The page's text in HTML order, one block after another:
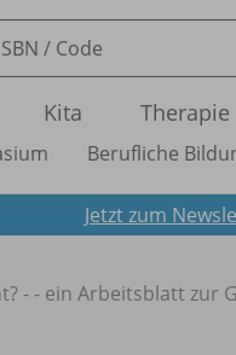
Kita Therapie
Berufliche
Jetzt zum
- - ein Arbeitsblatt zur